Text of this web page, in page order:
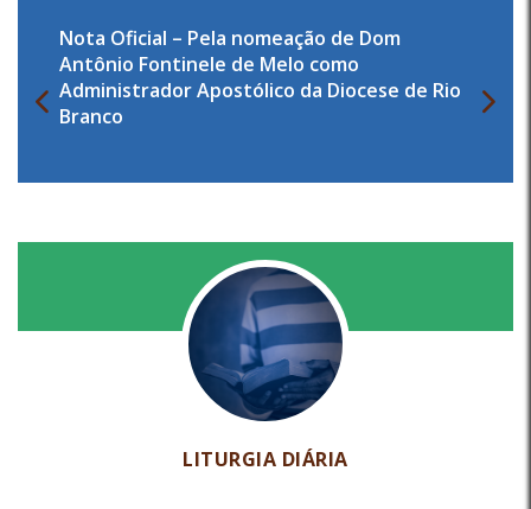
Nota Oficial – Pela nomeação de Dom
Antônio Fontinele de Melo como
Administrador Apostólico da Diocese de Rio
Branco
LITURGIA DIÁRIA